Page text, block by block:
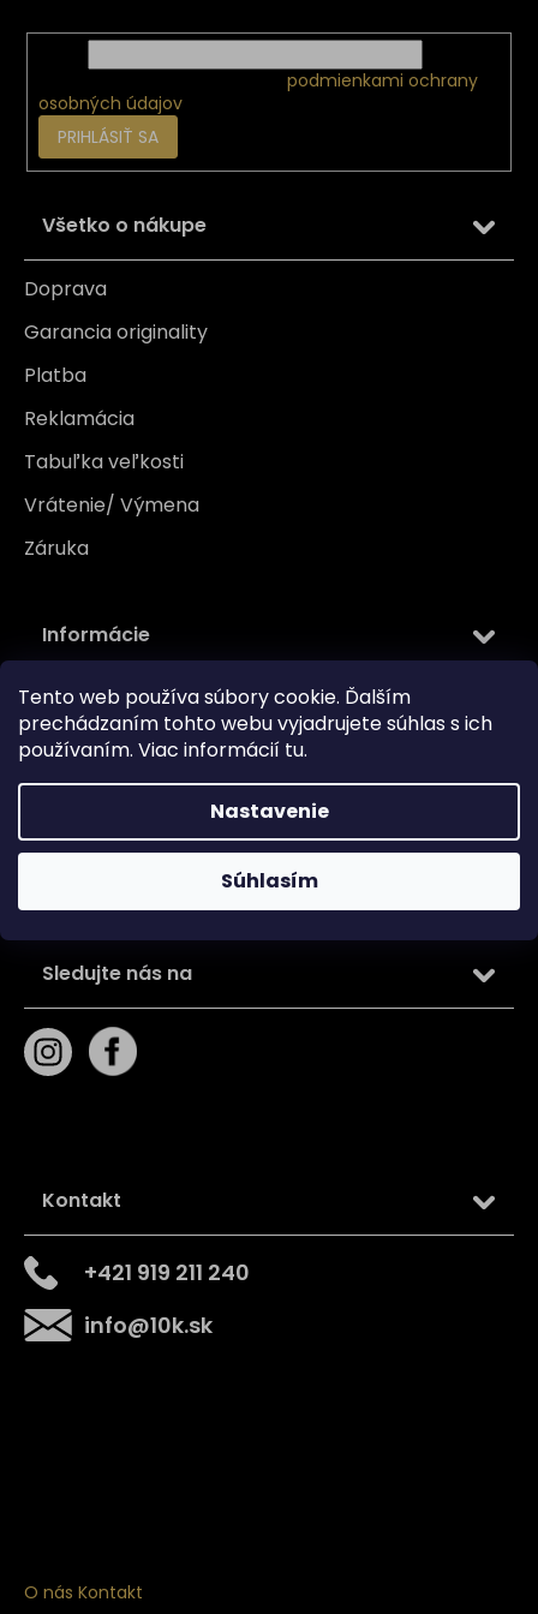
Tento web používa súbory cookie. Ďalším
prechádzaním tohto webu vyjadrujete súhlas s ich
používaním. Viac informácií tu.
Nastavenie
Súhlasím
podmienkami ochrany
osobných údajov
PRIHLÁSIŤ SA
Všetko o nákupe
Doprava
Garancia originality
Platba
Reklamácia
Tabuľka veľkosti
Vrátenie/ Výmena
Záruka
Informácie
Kontakt
Kamenná predajňa
O nás
Blog
Obchodné podmienky
Zásady používania súborov cookie
Podmienky ochrany osobných údajov
Sledujte nás na
Kontakt
info@10k.sk
+421 919 211 240
O nás Kontakt